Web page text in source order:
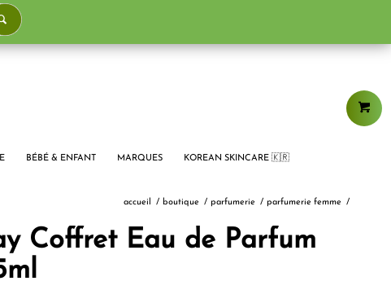
BÉBÉ & ENFANT MARQUES KOREAN SKINCARE 🇰🇷
accueil / boutique / parfumerie / parfumerie femme /
Coffret Eau de Parfum